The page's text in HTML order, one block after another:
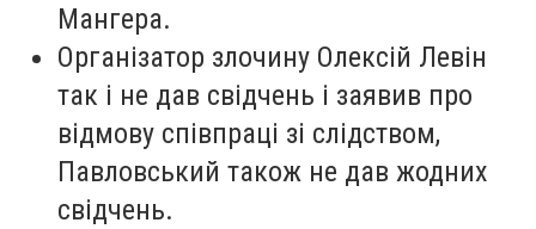
Мангера.
Організатор злочину Олексій Левін
так і не дав свідчень і заявив про
відмову співпраці зі слідством,
Павловський також не дав жодних
свідчень.